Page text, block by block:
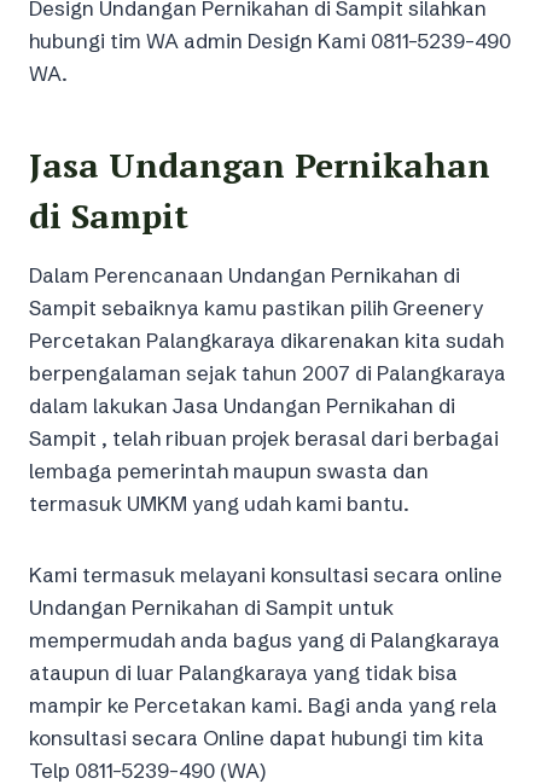
Design Undangan Pernikahan di Sampit silahkan
hubungi tim WA admin Design Kami 0811-5239-490
WA.
Jasa Undangan Pernikahan
di Sampit
Dalam Perencanaan Undangan Pernikahan di
Sampit sebaiknya kamu pastikan pilih Greenery
Percetakan Palangkaraya dikarenakan kita sudah
berpengalaman sejak tahun 2007 di Palangkaraya
dalam lakukan Jasa Undangan Pernikahan di
Sampit , telah ribuan projek berasal dari berbagai
lembaga pemerintah maupun swasta dan
termasuk UMKM yang udah kami bantu.
Kami termasuk melayani konsultasi secara online
Undangan Pernikahan di Sampit untuk
mempermudah anda bagus yang di Palangkaraya
ataupun di luar Palangkaraya yang tidak bisa
mampir ke Percetakan kami. Bagi anda yang rela
konsultasi secara Online dapat hubungi tim kita
Telp 0811-5239-490 (WA)